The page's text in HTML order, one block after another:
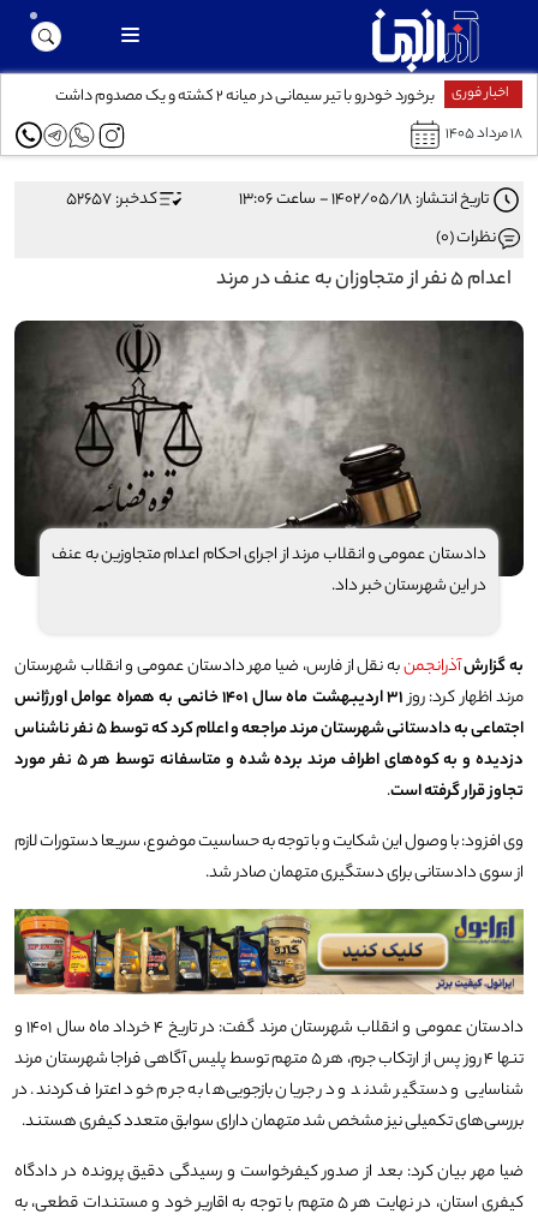
اخبار فوری برخورد خودرو با تیر سیمانی در میانه ۲ کشته و یک مصدوم داشت
۱۸ مرداد ۱۴۰۵
تاریخ انتشار: ۱۴۰۲/۰۵/۱۸ - ساعت ۱۳:۰۶
کدخبر: 52657
نظرات (0)
اعدام ۵ نفر از متجاوزان به عنف در مرند
دادستان عمومی و انقلاب مرند از اجرای احکام اعدام متجاوزین به عنف
در این شهرستان خبر داد.
به گزارشآذرانجمنبه نقل از فارس، ضیا مهر دادستان عمومی و انقلاب شهرستان
مرند اظهار کرد: روز
۳۱ اردیبهشت ماه سال ۱۴۰۱ خانمی به همراه عوامل اورژانس
اجتماعی به دادستانی شهرستان مرند مراجعه و اعلام کرد که توسط ۵ نفر ناشناس
دزدیده و به کوه‌های اطراف مرند برده شده و متاسفانه توسط هر ۵ نفر مورد
تجاوز قرار گرفته است.
وی افزود: با وصول این شکایت و با توجه به حساسیت موضوع، سریعا دستورات لازم
از سوی دادستانی برای دستگیری متهمان صادر شد.
دادستان عمومی و انقلاب شهرستان مرند گفت: در تاریخ ۴ خرداد ماه سال ۱۴۰۱ و
تنها ۴ روز پس از ارتکاب جرم، هر ۵ متهم توسط پلیس آگاهی فراجا شهرستان مرند
شناسایی و دستگیر شدند و در جریان بازجویی‌ها به جرم خود اعتراف کردند. در
بررسی‌های تکمیلی نیز مشخص شد متهمان دارای سوابق متعدد کیفری هستند.
ضیا مهر بیان کرد: بعد از صدور کیفرخواست و رسیدگی دقیق پرونده در دادگاه
کیفری استان، در نهایت هر ۵ متهم با توجه به اقاریر خود و مستندات قطعی، به